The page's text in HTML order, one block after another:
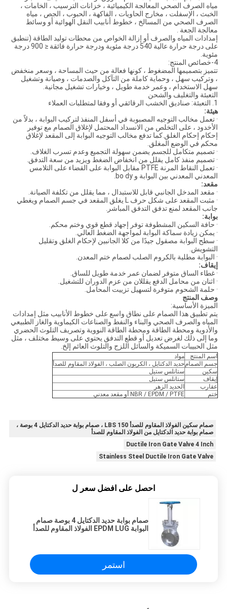
مياه الصرف الصحي المعالجة الكيميائية ، خزانات الترسيب ، الخامات ،
الخبث ، الإسفلت ، مخارج الحاويات ، الفاكهة ، الحبوب ، الجص ، مياه
الصرف الصحي من المسالخ ، خطوط أنابيب النقل الهوائية أو وسائط
معالجة الجعة .
إمدادات المياه والصرف أو إزالة الخواص من محطات توليد الطاقة (تنطبق
على درجة حرارة عالية 540 درجة مئوية ودرجة حرارة فائقة ≤ 900 درجة
مئوية.
4-خصائص المنتج:
تتميز بتصميمها المضغوط ، كونها فعالة من حيث المساحة ، وسعر منخفض
، وتركيب سهل ، وحماية كاملة من التآكل والصدمات ، وصيانة وتشغيل
سهل الاستخدام ، وعمر خدمة طويل ، وخيارات تشغيل مجانية.
التعبئة والتغليف والشحن
1. التعبئة: صناديق الخشب الرقائقي أو وفقا لمتطلبات العملاء
هيئة:
· تعمل مخالب التوجيه المصبوبة في أسفل المنفذ لتركيب البوابة ، بدلاً من
الأخدود ، على التخلص من الانسداد المحتمل لإغلاق الصمام مع توفير
إحكام إحكام الغلق.كما تدفع مخالب التوجيه البوابة إلى المقعد لإغلاق
محكم في الوضع المغلق.
· تصميم متكامل للجسم يضمن سهولة التجميع وعدم تسرب الغلاف.
· تصميم منفذ كامل يقلل من انخفاض الضغط ويزيد من سعة التدفق.
· تعمل النقاط المرنة PTFE مقابل البوابة على القضاء على التلامس
المعدني المعدني بين البوابة و bo dy.
مقعد:
· مقعد المدخل الجانبي قابل للاستبدال ، مما يقلل من تكلفة الصيانة.
· مثبت المقعد على شكل حرف L يغلق المقعد في جسم الصمام ويغطي
جانب المقعد لمنع تدفق التدفق المباشر.
بوابة:
· حافة السكين المشطوفة توفر إجهاد قطع قوي وختم محكم.
· يمكن زيادة سماكة البوابة لمواجهة الضغط العالي.
· سطح البوابة مصقول جيدًا من كلا الجانبين لإحكام الغلق وتقليل
التشويش.
· البوابة مطلية بالكروم الصلب لصمام ختم المعدن.
إيقاف:
· غطاء الساق متوفر لضمان عمر خدمة طويل للساق.
· اثنان من محامل الدفع يقللان من عزم الدوران للتشغيل.
· حلمة الشحوم متوفرة لتسهيل تزييت المحامل.
وصف المنتج
الميزة الأساسية:
يتم تطبيق هذا الصمام على نطاق واسع على خطوط الأنابيب مثل إمدادات
المياه والصرف الصحي والبناء والنفط والصناعات الكيماوية والغاز الطبيعي
والأدوية ومحطة الطاقة ومحطة الطاقة النووية وتصريف التلوث الحضري
وما إلى ذلك لغرض تعديل أو قطع التدفق يحتوي على وسيط مختلف ، مثل
مثل الحبيبات السميكة والسائل اللزج والتلوث العائم إلخ.
اسم المنتج
مواد
جسم الصمامحديد الدكتايل ، الكربون الصلب ، الفولاذ المقاوم للصدأ
سكين
ستانلس ستيل
إيقاف
ستانلس ستيل
عقارب
الحديد الزهر
ختم
NBR / EPDM / PTFE أو مقعد معدني
صمام سكين الفولاذ المقاوم للصدأ 150 LBS ، صمام بوابة حديد الدكتايل 4 بوصة ،
صمام بوابة حديد الدكتايل من الفولاذ المقاوم للصدأ
Ductile Iron Gate Valve 4 Inch
Stainless Steel Ductile Iron Gate Valve
احصل على افضل سعر ل
صمام بوابة حديد الدكتايل 4 بوصة صمام
البوابة EPDM LUG الفولاذ المقاوم للصدأ
استمر